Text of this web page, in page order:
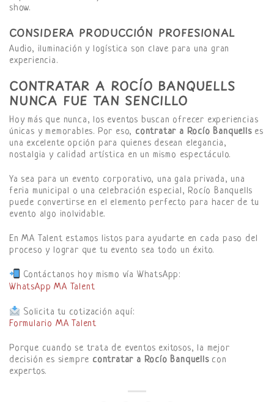
show.
CONSIDERA PRODUCCIÓN PROFESIONAL
Audio, iluminación y logística son clave para una gran
experiencia.
CONTRATAR A ROCÍO BANQUELLS
NUNCA FUE TAN SENCILLO
Hoy más que nunca, los eventos buscan ofrecer experiencias
únicas y memorables. Por eso, contratar a Rocío Banquellses
una excelente opción para quienes desean elegancia,
nostalgia y calidad artística en un mismo espectáculo.
Ya sea para un evento corporativo, una gala privada, una
feria municipal o una celebración especial, Rocío Banquells
puede convertirse en el elemento perfecto para hacer de tu
evento algo inolvidable.
En MA Talent estamos listos para ayudarte en cada paso del
proceso y lograr que tu evento sea todo un éxito.
Contáctanos hoy mismo vía WhatsApp:
WhatsApp MA Talent
Solicita tu cotización aquí:
Formulario MA Talent
Porque cuando se trata de eventos exitosos, la mejor
decisión es siempre contratar a Rocío Banquellscon
expertos.